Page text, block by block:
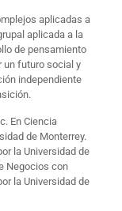
aplicadas a
aplicada a la
de pensamiento
un futuro social y
independiente
En Ciencia
de Monterrey.
la Universidad de
Negocios con
la Universidad de